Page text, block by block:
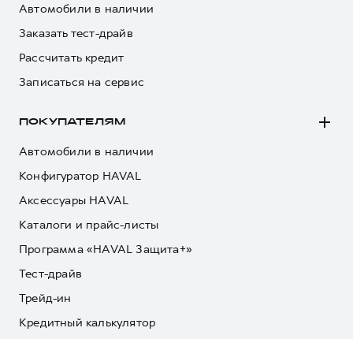
Автомобили в наличии
Заказать тест-драйв
Рассчитать кредит
Записаться на сервис
ПОКУПАТЕЛЯМ
Автомобили в наличии
Конфигуратор HAVAL
Аксессуары HAVAL
Каталоги и прайс-листы
Программа «HAVAL Защита+»
Тест-драйв
Трейд-ин
Кредитный калькулятор